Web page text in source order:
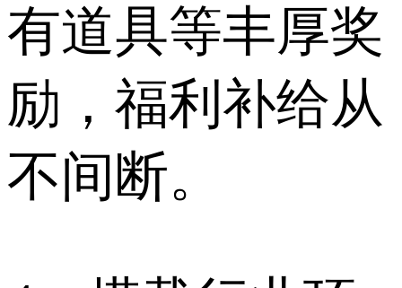
有道具等丰厚奖
励，福利补给从
不间断。